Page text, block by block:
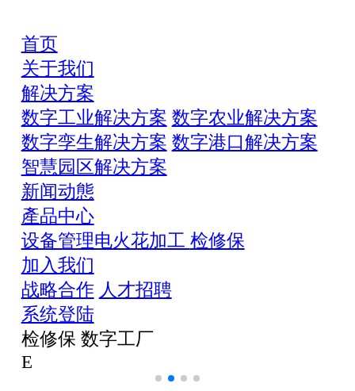
首页
关于我们
解决方案
数字工业解决方案 数字农业解决方案
数字孪生解决方案 数字港口解决方案
智慧园区解决方案
新闻动態
產品中心
设备管理电火花加工 检修保
加入我们
战略合作 人才招聘
系统登陆
检修保 数字工厂
E